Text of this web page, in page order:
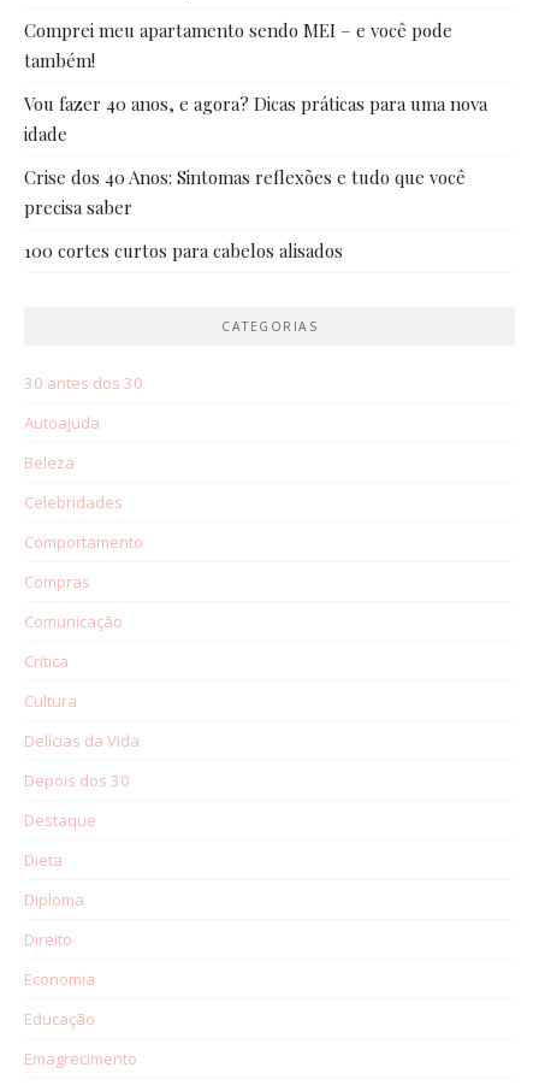
Comprei meu apartamento sendo MEI – e você pode
também!
Vou fazer 40 anos, e agora? Dicas práticas para uma nova
idade
Crise dos 40 Anos: Sintomas reflexões e tudo que você
precisa saber
100 cortes curtos para cabelos alisados
CATEGORIAS
30 antes dos 30
Autoajuda
Beleza
Celebridades
Comportamento
Compras
Comunicação
Crítica
Cultura
Delícias da Vida
Depois dos 30
Destaque
Dieta
Diploma
Direito
Economia
Educação
Emagrecimento